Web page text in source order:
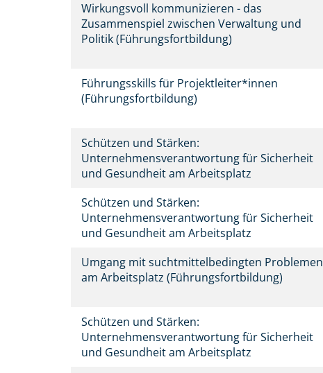
Wirkungsvoll kommunizieren - das
Zusammenspiel zwischen Verwaltung und
Politik (Führungsfortbildung)
Führungsskills für Projektleiter*innen
(Führungsfortbildung)
Schützen und Stärken:
Unternehmensverantwortung für Sicherheit
und Gesundheit am Arbeitsplatz
Schützen und Stärken:
Unternehmensverantwortung für Sicherheit
und Gesundheit am Arbeitsplatz
Umgang mit suchtmittelbedingten Problemen
am Arbeitsplatz (Führungsfortbildung)
Schützen und Stärken:
Unternehmensverantwortung für Sicherheit
und Gesundheit am Arbeitsplatz